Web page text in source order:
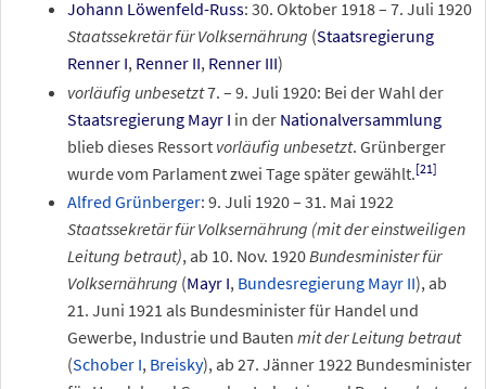
Johann Löwenfeld-Russ:30. Oktober 1918–7. Juli 1920
Staatssekretär für Volksernährung (Staatsregierung
Renner I, Renner II, Renner III)
vorläufig unbesetzt7. –9. Juli 1920: Bei der Wahl der
Staatsregierung Mayr I in der Nationalversammlung
blieb dieses Ressort vorläufig unbesetzt. Grünberger
wurde vom Parlament zwei Tage später gewählt.[21]
Alfred Grünberger:9. Juli 1920–31. Mai 1922
Staatssekretär für Volksernährung (mit der einstweiligen
Leitung betraut), ab 10. Nov. 1920Bundesminister für
Volksernährung (Mayr I, Bundesregierung Mayr II), ab
21. Juni 1921 als Bundesminister für Handel und
Gewerbe, Industrie und Bautenmit der Leitung betraut
(Schober I, Breisky), ab 27. Jänner 1922 Bundesminister